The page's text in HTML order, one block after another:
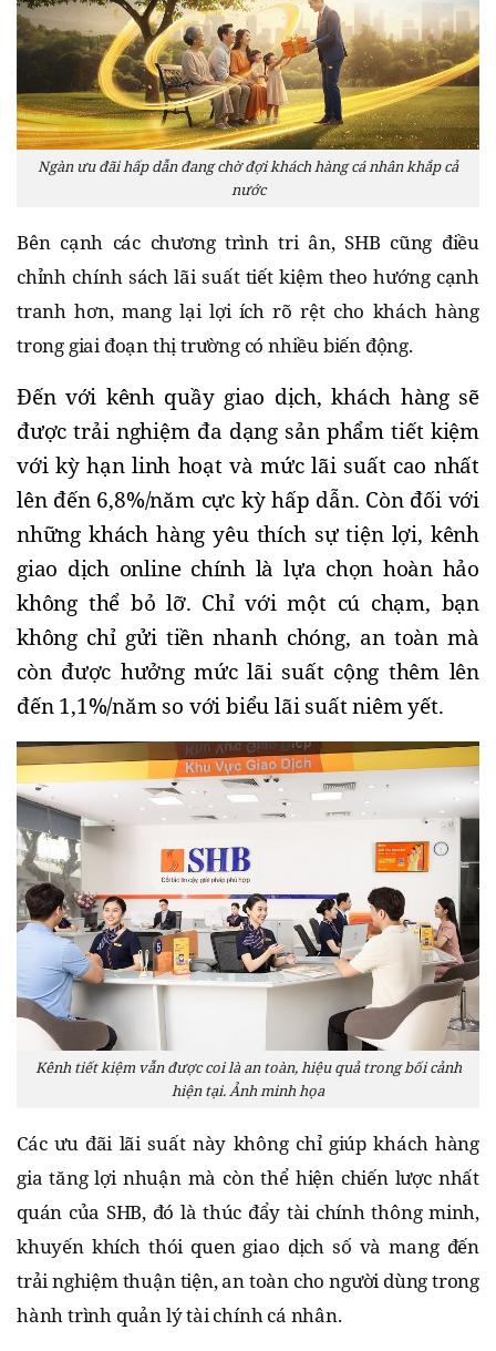
Ngàn ưu đãi hấp dẫn đang chờ đợi khách hàng cá nhân khắp cả
nước
Bên cạnh các chương trình tri ân, SHB cũng điều
chỉnh chính sách lãi suất tiết kiệm theo hướng cạnh
tranh hơn, mang lại lợi ích rõ rệt cho khách hàng
trong giai đoạn thị trường có nhiều biến động.
Đến với kênh quầy giao dịch, khách hàng sẽ
được trải nghiệm đa dạng sản phẩm tiết kiệm
với kỳ hạn linh hoạt và mức lãi suất cao nhất
lên đến 6,8%/năm cực kỳ hấp dẫn. Còn đối với
những khách hàng yêu thích sự tiện lợi, kênh
giao dịch online chính là lựa chọn hoàn hảo
không thể bỏ lỡ. Chỉ với một cú chạm, bạn
không chỉ gửi tiền nhanh chóng, an toàn mà
còn được hưởng mức lãi suất cộng thêm lên
đến 1,1%/năm so với biểu lãi suất niêm yết.
Kênh tiết kiệm vẫn được coi là an toàn, hiệu quả trong bối cảnh
hiện tại. Ảnh minh họa
Các ưu đãi lãi suất này không chỉ giúp khách hàng
gia tăng lợi nhuận mà còn thể hiện chiến lược nhất
quán của SHB, đó là thúc đẩy tài chính thông minh,
khuyến khích thói quen giao dịch số và mang đến
trải nghiệm thuận tiện, an toàn cho người dùng trong
hành trình quản lý tài chính cá nhân.